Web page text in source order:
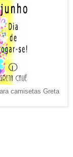
camisetas Greta